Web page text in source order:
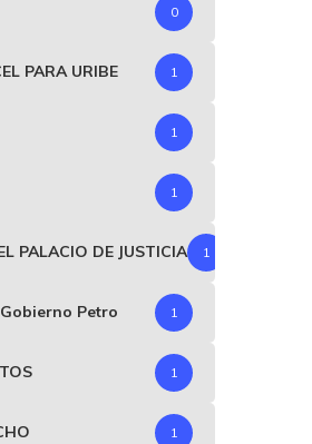
0
PARA URIBE 1
1
1
PALACIO DE JUSTICIA 1
Petro 1
1
1